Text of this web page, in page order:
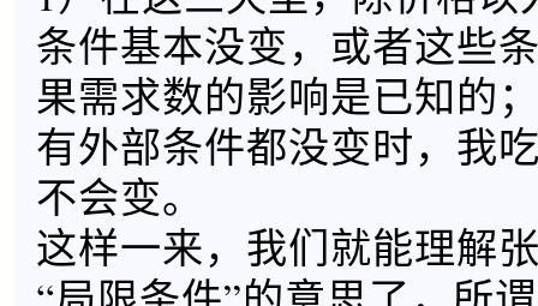
条件基本没变，或者这些
果需求数的影响是已知的
有外部条件都没变时，我
不会变。
这样一来，我们就能理解